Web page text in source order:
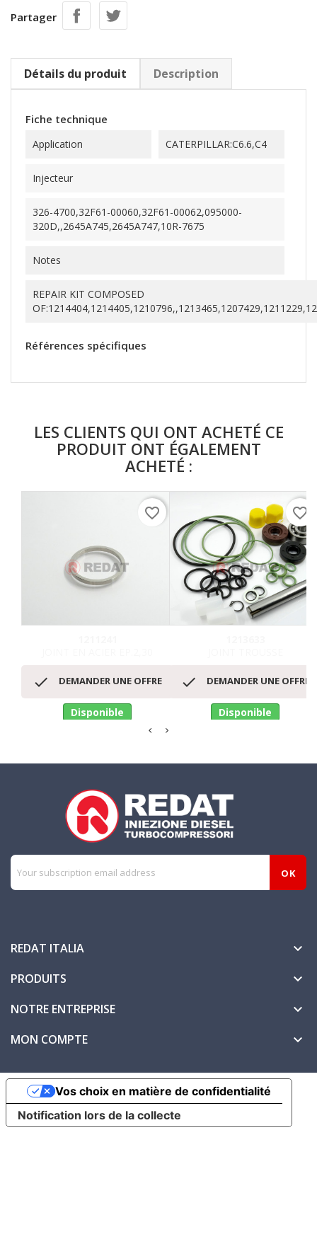
Partager
Détails du produit Description
Fiche technique
Application CATERPILLAR:C6.6,C4
Injecteur
326-4700,32F61-00060,32F61-00062,095000-
320D,,2645A745,2645A747,10R-7675
Notes
REPAIR KIT COMPOSED
Références spécifiques
LES CLIENTS QUI ONT ACHETÉ CE
PRODUIT ONT ÉGALEMENT
ACHETÉ :
 DEMANDER UNE OFFRE
Disponible
favorite_border
 DEMANDER UNE OFFRE
Disponible
favorite_border
REDAT ITALIA 
PRODUITS 
NOTRE ENTREPRISE 
MON COMPTE 
Notification lors de la collecte
Vos choix en matière de confidentialité